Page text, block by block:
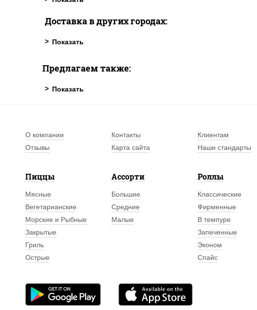
Доставка в других городах:
Предлагаем также:
О компании Контакты Клиентам
Отзывы
Карта сайта Наши стандарты
Пиццы
Мясные
Вегетарианские
Морские и Рыбные
Закрытые
Гриль
Острые
Ассорти
Большие
Средние
Малые
Роллы
Классические
Фирменные
В темпуре
Запеченные
Эконом
Спайс